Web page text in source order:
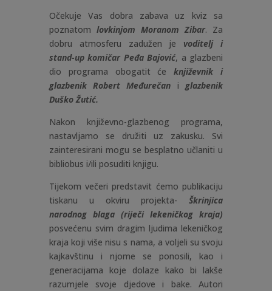
Očekuje Vas dobra zabava uz kviz sa
poznatom lovkinjom Moranom Zibar. Za
dobru atmosferu zadužen je voditelj i
stand-up komičar Peđa Bajović, a glazbeni
dio programa obogatit ćeknjiževnik i
glazbenik Robert Međurečan iglazbenik
Duško Žutić.
Nakon književno-glazbenog programa,
nastavljamo se družiti uz zakusku. Svi
zainteresirani mogu se besplatno učlaniti u
bibliobus i/ili posuditi knjigu.
Tijekom večeri predstavit ćemo publikaciju
tiskanu u okviru projekta-Škrinjica
narodnog blaga (riječi lekeničkog kraja)
posvećenu svim dragim ljudima lekeničkog
kraja koji više nisu s nama, a voljeli su svoju
kajkavštinu i njome se ponosili, kao i
generacijama koje dolaze kako bi lakše
razumjele svoje djedove i bake. Autori